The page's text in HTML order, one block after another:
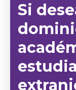
Si